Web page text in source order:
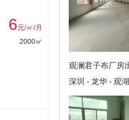
6元/㎡/月
2000㎡
深圳 - 龙华 - 观湖